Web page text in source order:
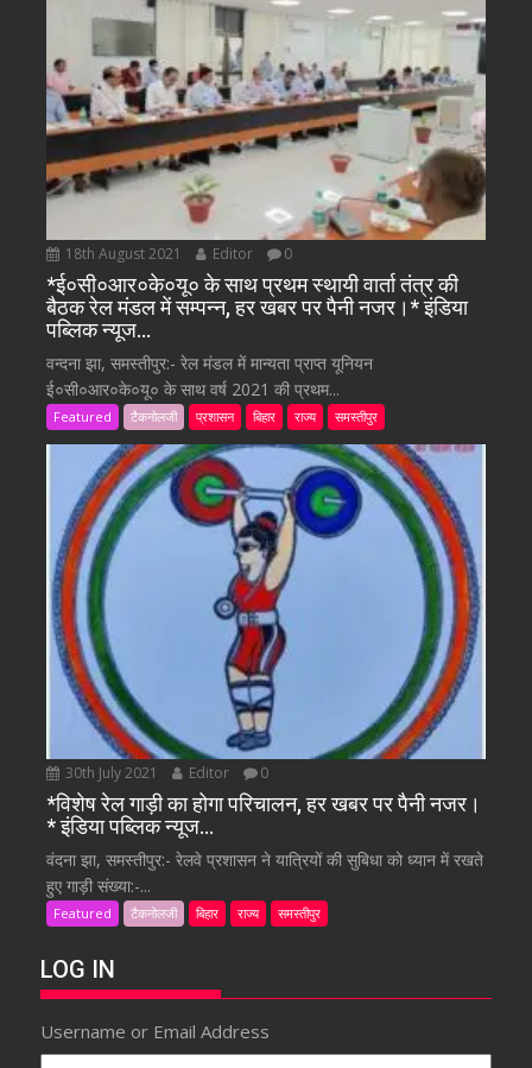
18th August 2021 Editor 0
*ई०सी०आर०के०यू० के साथ प्रथम स्थायी वार्ता तंत्र की
बैठक रेल मंडल में सम्पन्न, हर खबर पर पैनी नजर।* इंडिया
पब्लिक न्यूज…
वन्दना झा, समस्तीपुर:- रेल मंडल में मान्यता प्राप्त यूनियन
ई०सी०आर०के०यू० के साथ वर्ष 2021 की प्रथम...
Featured टैकनोलजी प्रशासन बिहार राज्य समस्तीपुर
30th July 2021 Editor 0
*विशेष रेल गाड़ी का होगा परिचालन, हर खबर पर पैनी नजर।
* इंडिया पब्लिक न्यूज…
वंदना झा, समस्तीपुर:- रेलवे प्रशासन ने यात्रियों की सुबिधा को ध्यान में रखते
हुए गाड़ी संख्या:-...
Featured टैकनोलजी बिहार राज्य समस्तीपुर
LOG IN
Username or Email Address